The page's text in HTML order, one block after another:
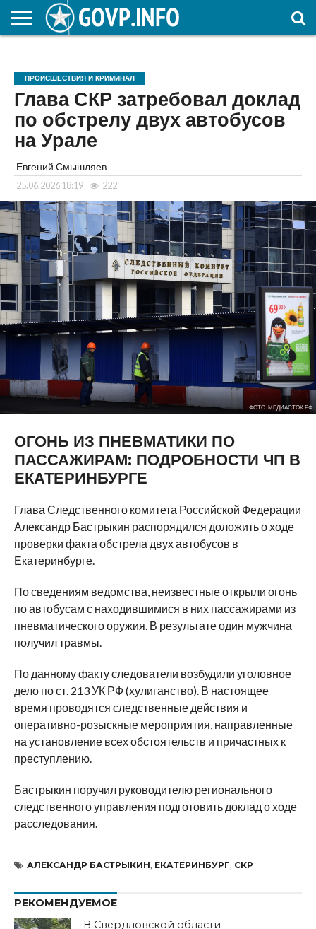
ОБРАЗОВАНИЕ
ПРОИСШЕСТВИЯ И КРИМИНАЛ
Глава СКР затребовал доклад
по обстрелу двух автобусов
на Урале
Евгений Смышляев
25.06.2026 18:19 222
ФОТО: МЕДИАСТОК.РФ
ОГОНЬ ИЗ ПНЕВМАТИКИ ПО
ПАССАЖИРАМ: ПОДРОБНОСТИ ЧП В
ЕКАТЕРИНБУРГЕ
Глава Следственного комитета Российской Федерации
Александр Бастрыкин распорядился доложить о ходе
проверки факта обстрела двух автобусов в
Екатеринбурге.
По сведениям ведомства, неизвестные открыли огонь
по автобусам с находившимися в них пассажирами из
пневматического оружия. В результате один мужчина
получил травмы.
По данному факту следователи возбудили уголовное
дело по ст. 213 УК РФ (хулиганство). В настоящее
время проводятся следственные действия и
оперативно-розыскные мероприятия, направленные
на установление всех обстоятельств и причастных к
преступлению.
Бастрыкин поручил руководителю регионального
следственного управления подготовить доклад о ходе
расследования.
АЛЕКСАНДР БАСТРЫКИН, ЕКАТЕРИНБУРГ, СКР
РЕКОМЕНДУЕМОЕ
В Свердловской области